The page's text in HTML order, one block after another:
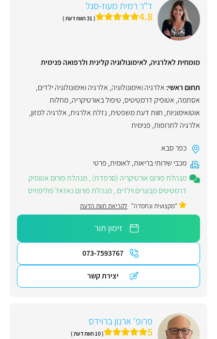
ד"ר רמית מעוז-סגל
4.8 ( 31 חוות דעת )
מומחית לאלרגיה, לאימונולוגיה קלינית ולרפואה פנימית
תחום ראשי: אלרגיה ואימונולוגיה, אלרגיה ואימונולוגיה ילדים,
אסתמה, אטופיק דרמטיטיס, טיפול באורטיקריה,מחלות
אוטואימוניות, חוות דעת משפטית, נזלת אלרגית, אלרגיה למזון,
אלרגיה לתרופות, פנימית
כפר סבא
מכבי שירותי בריאות, לאומית, פרטי
מנהלת פורום אורטיקריה (סרפדת) ,מנהלת פורום אטופיק
דרמטיטיס מבוגרים וילדים ,מנהלת פורום נאזאל פוליפוזיס
"מקצועית ונחמדה" לקריאת חוות הדעת
זימון תור
073-7593767
יצירת קשר
פרופ' ארנון ברוידס
5 ( 10 חוות דעת )